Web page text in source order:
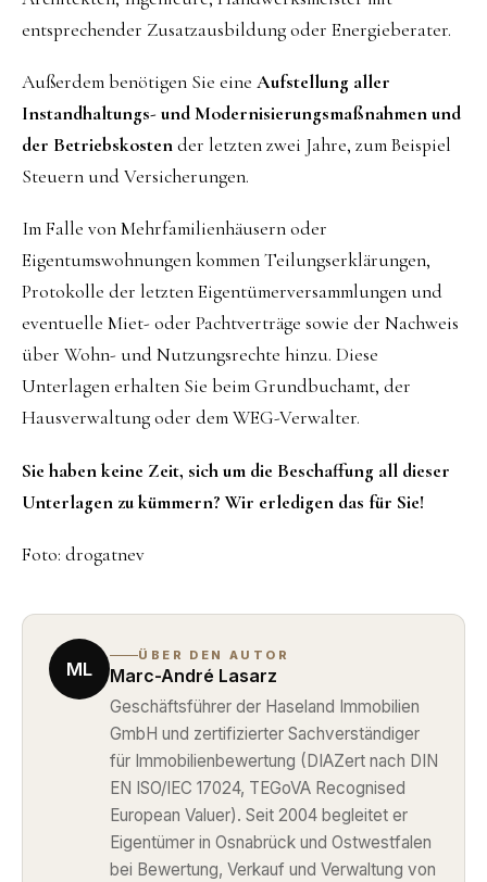
entsprechender Zusatzausbildung oder Energieberater.
Außerdem benötigen Sie eine Aufstellung aller
Instandhaltungs- und Modernisierungsmaßnahmen und
der Betriebskostender letzten zwei Jahre, zum Beispiel
Steuern und Versicherungen.
Im Falle von Mehrfamilienhäusern oder
Eigentumswohnungen kommen Teilungserklärungen,
Protokolle der letzten Eigentümerversammlungen und
eventuelle Miet- oder Pachtverträge sowie der Nachweis
über Wohn- und Nutzungsrechte hinzu. Diese
Unterlagen erhalten Sie beim Grundbuchamt, der
Hausverwaltung oder dem WEG-Verwalter.
Sie haben keine Zeit, sich um die Beschaffung all dieser
Unterlagen zu kümmern? Wir erledigen das für Sie!
Foto: drogatnev
ML
ÜBER DEN AUTOR
Marc-André Lasarz
Geschäftsführer der Haseland Immobilien
GmbH und zertifizierter Sachverständiger
für Immobilienbewertung (DIAZert nach DIN
EN ISO/IEC 17024, TEGoVA Recognised
European Valuer). Seit 2004 begleitet er
Eigentümer in Osnabrück und Ostwestfalen
bei Bewertung, Verkauf und Verwaltung von